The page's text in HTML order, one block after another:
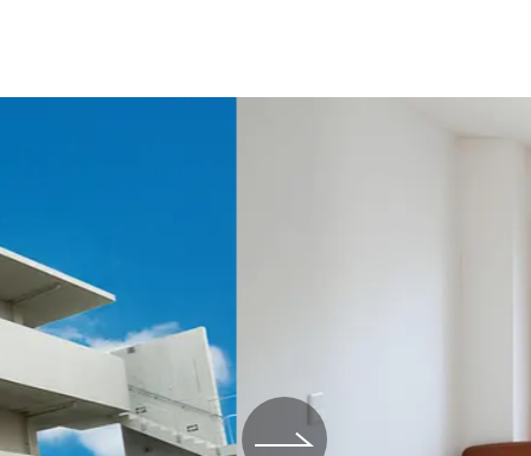
厚生
データ